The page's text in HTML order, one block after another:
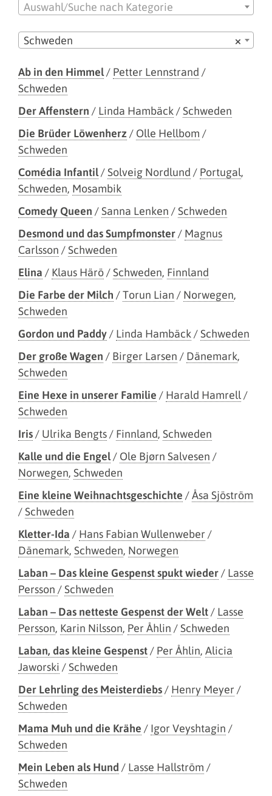
Auswahl/Suche nach Kategorie
×
Schweden
Ab in den Himmel/ Petter Lennstrand /
Schweden
Der Affenstern / Linda Hambäck /Schweden
Die Brüder Löwenherz / Olle Hellbom /
Schweden
Comédia Infantil/Solveig Nordlund / Portugal,
Schweden, Mosambik
Comedy Queen /Sanna Lenken /Schweden
Desmond und das Sumpfmonster/ Magnus
Carlsson /Schweden
Elina / Klaus Härö/Schweden, Finnland
Die Farbe der Milch /Torun Lian / Norwegen,
Schweden
Gordon und Paddy/ Linda Hambäck /Schweden
Der große Wagen / Birger Larsen / Dänemark,
Schweden
Eine Hexe in unserer Familie / Harald Hamrell/
Schweden
Iris/ Ulrika Bengts/ Finnland, Schweden
Kalle und die Engel/ Ole Bjørn Salvesen /
Norwegen, Schweden
Eine kleine Weihnachtsgeschichte /Åsa Sjöström
/Schweden
Kletter-Ida / Hans Fabian Wullenweber /
Dänemark, Schweden, Norwegen
Laban – Das kleine Gespenst spukt wieder/ Lasse
Persson /Schweden
Laban – Das netteste Gespenst der Welt/ Lasse
Persson, Karin Nilsson, Per Åhlin /Schweden
Laban, das kleine Gespenst/ Per Åhlin, Alicia
Jaworski /Schweden
Der Lehrling des Meisterdiebs/ Henry Meyer /
Schweden
Mama Muh und die Krähe / Igor Veyshtagin /
Schweden
Mein Leben als Hund / Lasse Hallström /
Schweden